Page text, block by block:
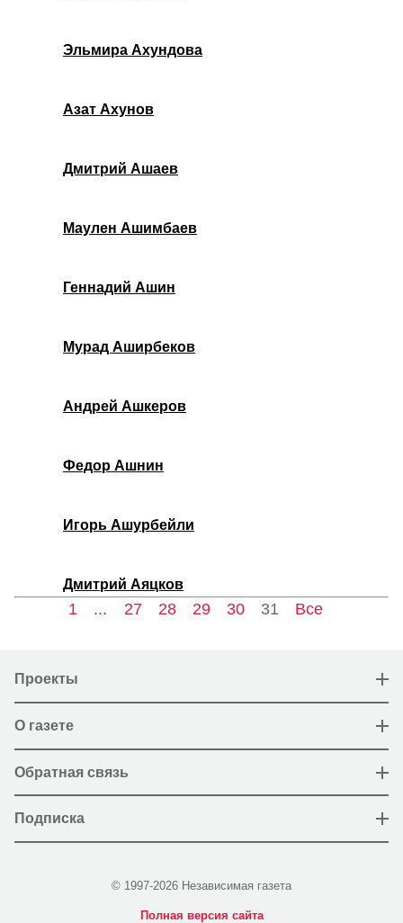
Эльмира Ахундова
Азат Ахунов
Дмитрий Ашаев
Маулен Ашимбаев
Геннадий Ашин
Мурад Аширбеков
Андрей Ашкеров
Федор Ашнин
Игорь Ашурбейли
Дмитрий Аяцков
1 ... 27 28 29 30 31 Все
Проекты
О газете
Обратная связь
Подписка
© 1997-2026 Независимая газета
Полная версия сайта